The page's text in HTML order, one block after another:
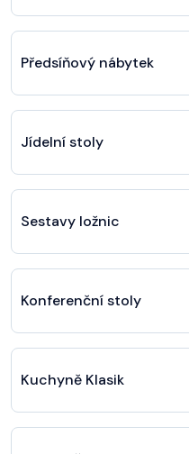
Předsíňový nábytek
Jídelní stoly
Sestavy ložnic
Konferenční stoly
Kuchyně Klasik